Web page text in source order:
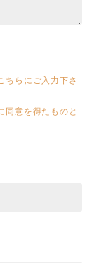
ちらにご入力下さ
同意を得たものと